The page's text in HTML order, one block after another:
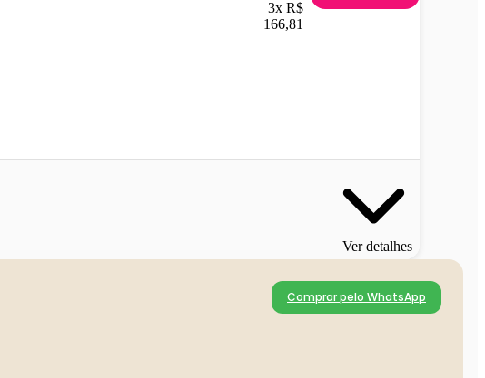
3x R$
166,81
Ver detalhes
Comprar pelo WhatsApp